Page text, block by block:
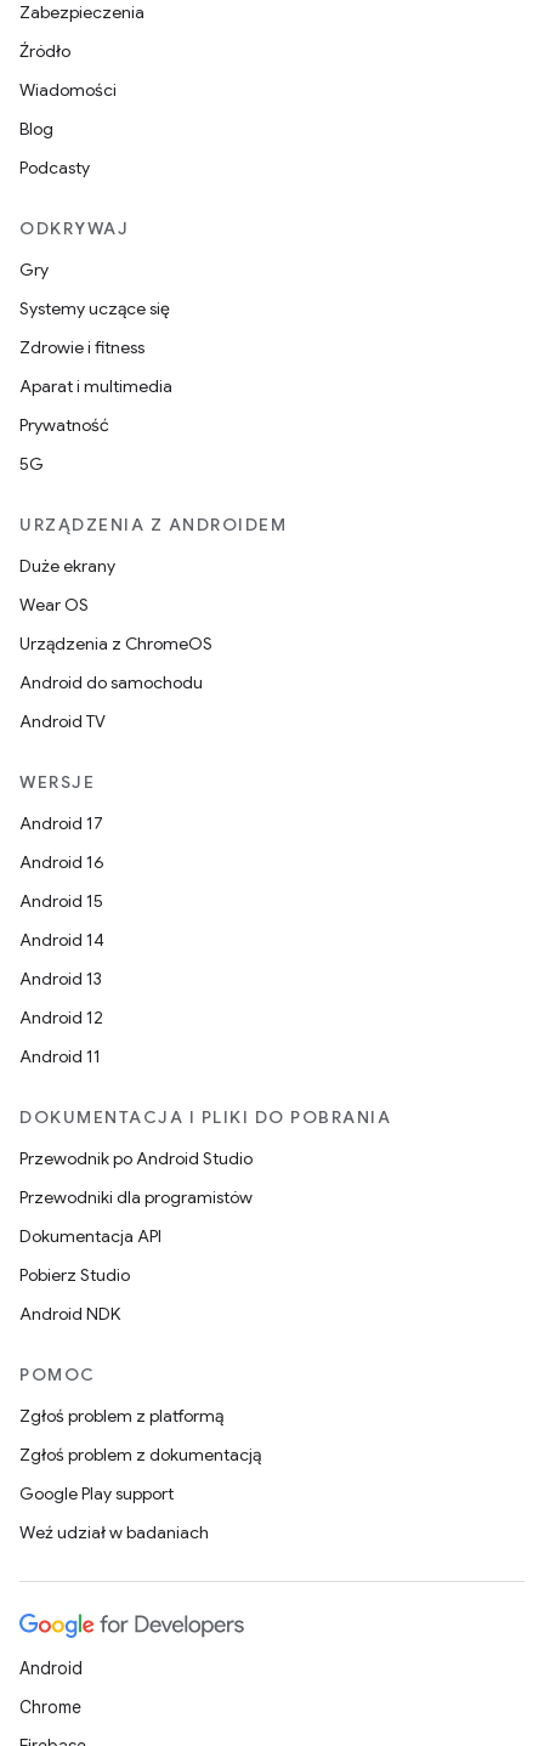
Zabezpieczenia
Źródło
Wiadomości
Blog
Podcasty
ODKRYWAJ
Gry
Systemy uczące się
Zdrowie i fitness
Aparat i multimedia
Prywatność
5G
URZĄDZENIA Z ANDROIDEM
Duże ekrany
Wear OS
Urządzenia z ChromeOS
Android do samochodu
Android TV
WERSJE
Android 17
Android 16
Android 15
Android 14
Android 13
Android 12
Android 11
DOKUMENTACJA I PLIKI DO POBRANIA
Przewodnik po Android Studio
Przewodniki dla programistów
Dokumentacja API
Pobierz Studio
Android NDK
POMOC
Zgłoś problem z platformą
Zgłoś problem z dokumentacją
Google Play support
Weź udział w badaniach
Android
Chrome